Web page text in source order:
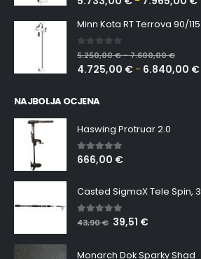
Minn Kota RT Terrova 90/115
0 out of 5
5.250,00€–7.600,00€
4.725,00 € – 6.840,00 €
NAJBOLJA OCJENA
Haswing Protruar 2.0
5.00 out of 5
666,00 €
Casted SigmaX Tele Spin,
5.00out of 5
43,90€ 39,51 €
Monarch Dok Sparky Shad